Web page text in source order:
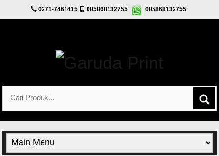
0271-7461415 085868132755 085868132755